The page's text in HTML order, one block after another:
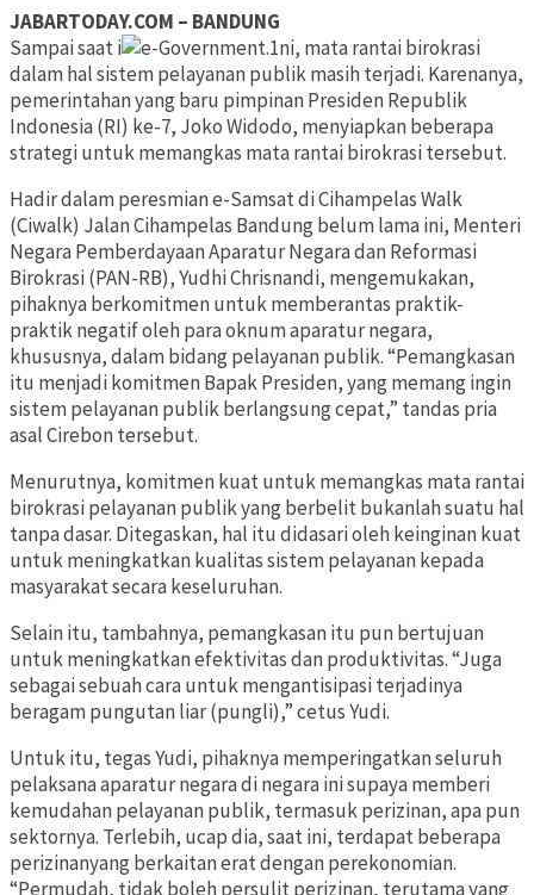
JABARTODAY.COM – BANDUNG
Sampai saat i
ni, mata rantai birokrasi
dalam hal sistem pelayanan publik masih terjadi. Karenanya,
pemerintahan yang baru pimpinan Presiden Republik
Indonesia (RI) ke-7, Joko Widodo, menyiapkan beberapa
strategi untuk memangkas mata rantai birokrasi tersebut.
Hadir dalam peresmian e-Samsat di Cihampelas Walk
(Ciwalk) Jalan Cihampelas Bandung belum lama ini, Menteri
Negara Pemberdayaan Aparatur Negara dan Reformasi
Birokrasi (PAN-RB), Yudhi Chrisnandi, mengemukakan,
pihaknya berkomitmen untuk memberantas praktik-
praktik negatif oleh para oknum aparatur negara,
khususnya, dalam bidang pelayanan publik. “Pemangkasan
itu menjadi komitmen Bapak Presiden, yang memang ingin
sistem pelayanan publik berlangsung cepat,” tandas pria
asal Cirebon tersebut.
Menurutnya, komitmen kuat untuk memangkas mata rantai
birokrasi pelayanan publik yang berbelit bukanlah suatu hal
tanpa dasar. Ditegaskan, hal itu didasari oleh keinginan kuat
untuk meningkatkan kualitas sistem pelayanan kepada
masyarakat secara keseluruhan.
Selain itu, tambahnya, pemangkasan itu pun bertujuan
untuk meningkatkan efektivitas dan produktivitas. “Juga
sebagai sebuah cara untuk mengantisipasi terjadinya
beragam pungutan liar (pungli),” cetus Yudi.
Untuk itu, tegas Yudi, pihaknya memperingatkan seluruh
pelaksana aparatur negara di negara ini supaya memberi
kemudahan pelayanan publik, termasuk perizinan, apa pun
sektornya. Terlebih, ucap dia, saat ini, terdapat beberapa
perizinanyang berkaitan erat dengan perekonomian.
“Permudah, tidak boleh persulit perizinan, terutama yang